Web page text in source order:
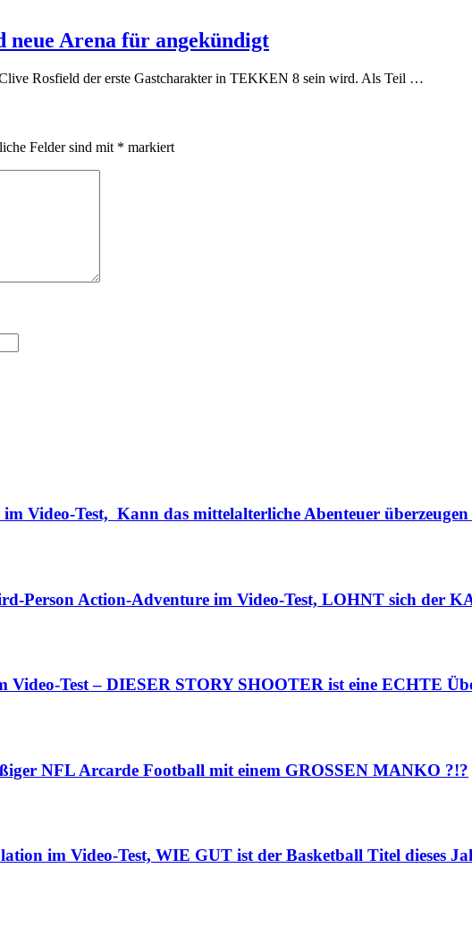
Arena für angekündigt
Rosfield der erste Gastcharakter in TEKKEN 8 sein wird. Als Teil …
Felder sind mit * markiert
Video-Test, Kann das mittelalterliche Abenteuer überzeugen
Person Action-Adventure im Video-Test, LOHNT sich der
Video-Test – DIESER STORY SHOOTER ist eine ECHTE
NFL Arcarde Football mit einem GROSSEN MANKO ?!?
im Video-Test, WIE GUT ist der Basketball Titel dieses